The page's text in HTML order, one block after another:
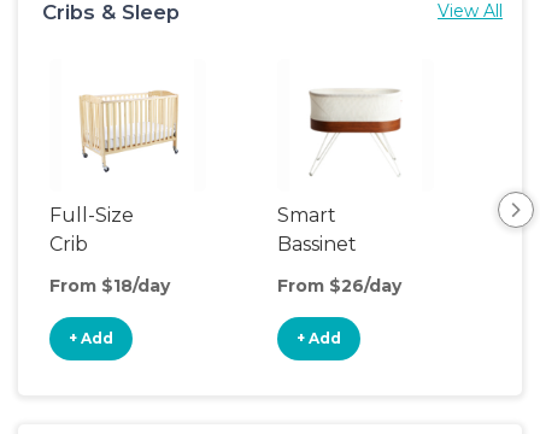
Cribs & Sleep View All
Full-Size
Crib
From $18/day
+ Add
Smart
Bassinet
From $26/day
+ Add